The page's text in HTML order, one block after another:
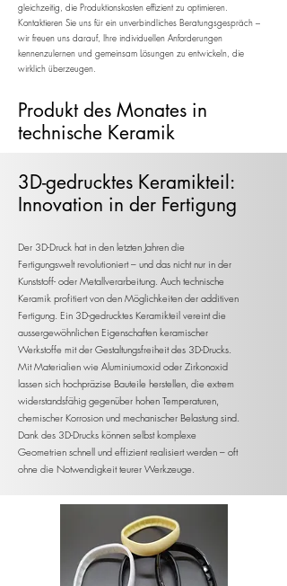
gleichzeitig, die Produktionskosten effizient zu optimieren.​
Kontaktieren Sie uns für ein unverbindliches Beratungsgespräch –
wir freuen uns darauf, Ihre individuellen Anforderungen
kennenzulernen und gemeinsam Lösungen zu entwickeln, die
wirklich überzeugen.
Produkt des Monates in
technische Keramik
3D-gedrucktes Keramikteil:
Innovation in der Fertigung
Der 3D-Druck hat in den letzten Jahren die
Fertigungswelt revolutioniert – und das nicht nur in der
Kunststoff- oder Metallverarbeitung. Auch technische
Keramik profitiert von den Möglichkeiten der additiven
Fertigung. Ein 3D-gedrucktes Keramikteil vereint die
aussergewöhnlichen Eigenschaften keramischer
Werkstoffe mit der Gestaltungsfreiheit des 3D-Drucks.
Mit Materialien wie Aluminiumoxid oder Zirkonoxid
lassen sich hochpräzise Bauteile herstellen, die extrem
widerstandsfähig gegenüber hohen Temperaturen,
chemischer Korrosion und mechanischer Belastung sind.
Dank des 3D-Drucks können selbst komplexe
Geometrien schnell und effizient realisiert werden – oft
ohne die Notwendigkeit teurer Werkzeuge.